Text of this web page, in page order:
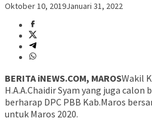
Oktober 10, 2019Januari 31, 2022
BERITA iNEWS.COM, MAROSWakil
H.A.A.Chaidir Syam yang juga calon
berharap DPC PBB Kab.Maros
untuk Maros 2020.